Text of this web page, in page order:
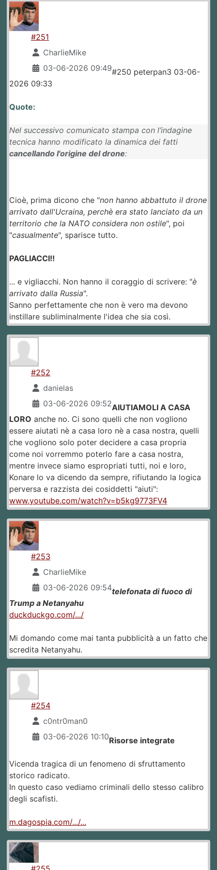
#251
CharlieMike
03-06-2026 09:49#250 peterpan3 03-06-
2026 09:33
Quote:
Nel successivo comunicato stampa con l’indagine
tecnica hanno modificato la dinamica dei fatti
cancellando l'origine del drone:
Cioè, prima dicono che "non hanno abbattuto il drone
arrivato dall'Ucraina, perchè era stato lanciato da un
territorio che la NATO considera non ostile", poi
"casualmente", sparisce tutto.
PAGLIACCI!!
... e vigliacchi. Non hanno il coraggio di scrivere: "è
arrivato dalla Russia".
Sanno perfettamente che non è vero ma devono
instillare subliminalmente l'idea che sia così.
#252
danielas
03-06-2026 09:52AIUTIAMOLI A CASA
LORO anche no. Ci sono quelli che non vogliono
essere aiutati nè a casa loro nè a casa nostra, quelli
che vogliono solo poter decidere a casa propria
come noi vorremmo poterlo fare a casa nostra,
mentre invece siamo espropriati tutti, noi e loro,
Konare lo va dicendo da sempre, rifiutando la logica
perversa e razzista dei cosiddetti "aiuti":
www.youtube.com/watch?v=b5kg9773FV4
#253
CharlieMike
03-06-2026 09:54telefonata di fuoco di
Trump a Netanyahu
duckduckgo.com/.../
Mi domando come mai tanta pubblicità a un fatto che
scredita Netanyahu.
#254
c0ntr0man0
03-06-2026 10:10Risorse integrate
Vicenda tragica di un fenomeno di sfruttamento
storico radicato.
In questo caso vediamo criminali dello stesso calibro
degli scafisti.
m.dagospia.com/.../...